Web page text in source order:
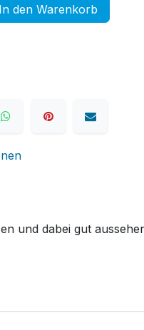
In den Warenkorb
und dabei gut